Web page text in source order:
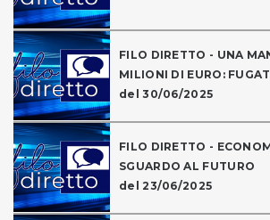
FILO DIRETTO - UNA
MILIONI DI EURO:
del 30/06/2025
FILO DIRETTO -
SGUARDO AL FUTURO
del 23/06/2025